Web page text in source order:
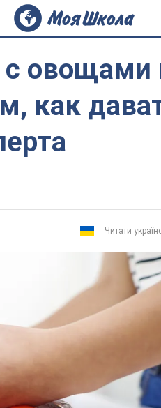
с овощами
как
Читати